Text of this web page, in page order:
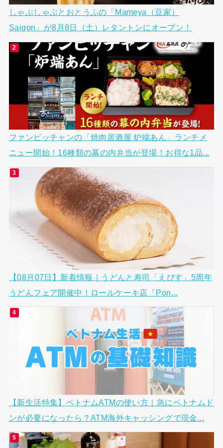
しゃぶしゃぶとおとうふの「Mameya（豆家）
Saigon」が8月8日（土）レタントンにオープン！
ファンビッチャンの「焼肉居酒屋 炉端あん」ランチメ
ニュー開始！16種類の幕の内弁当が登場！お得な1品...
【08月07日】新着情報｜うどんと寿司「えびす」5周年
うどんフェア開催中！ロールケーキ店「Pon...
【新生活特集】ベトナムATMの使い方｜急にベトナムド
ンが必要になったら？ATM海外キャッシングで現金...